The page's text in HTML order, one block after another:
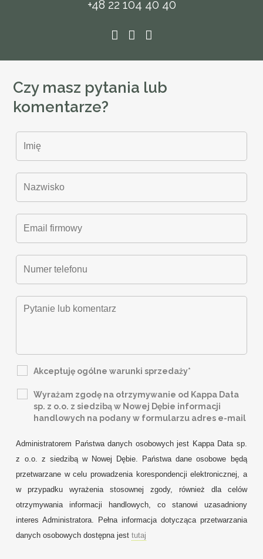
+48 22 104 40 40
Czy masz pytania lub
komentarze?
Akceptuję ogólne warunki sprzedaży*
Wyrażam zgodę na otrzymywanie od Kappa Data
sp. z o.o. z siedzibą w Nowej Dębie informacji
handlowych na podany w formularzu adres e-mail
Administratorem Państwa danych osobowych jest Kappa Data sp.
z o.o. z siedzibą w Nowej Dębie. Państwa dane osobowe będą
przetwarzane w celu prowadzenia korespondencji elektronicznej, a
w przypadku wyrażenia stosownej zgody, również dla celów
otrzymywania informacji handlowych, co stanowi uzasadniony
interes Administratora. Pełna informacja dotycząca przetwarzania
danych osobowych dostępna jesttutaj